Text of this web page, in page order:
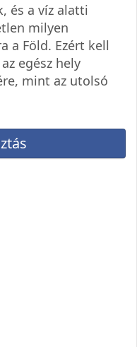
és a víz alatti
milyen
a Föld. Ezért kell
egész hely
mint az utolsó